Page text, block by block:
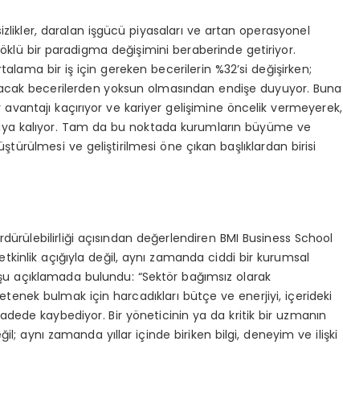
daralan işgücü piyasaları ve artan operasyonel
bir paradigma değişimini beraberinde getiriyor.
bir iş için gereken becerilerin %32’si değişirken;
becerilerden yoksun olmasından endişe duyuyor. Buna
kaçırıyor ve kariyer gelişimine öncelik vermeyerek,
kalıyor. Tam da bu noktada kurumların büyüme ve
ve geliştirilmesi öne çıkan başlıklardan birisi
açısından değerlendiren BMI Business School
açığıyla değil, aynı zamanda ciddi bir kurumsal
açıklamada bulundu: “Sektör bağımsız olarak
bulmak için harcadıkları bütçe ve enerjiyi, içerideki
kaybediyor. Bir yöneticinin ya da kritik bir uzmanın
aynı zamanda yıllar içinde biriken bilgi, deneyim ve ilişki